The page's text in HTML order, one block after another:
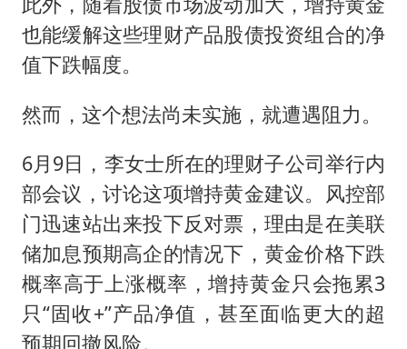
也能缓解这些理财产品股债投资组合的净
值下跌幅度。
然而，这个想法尚未实施，就遭遇阻力。
6月9日，李女士所在的理财子公司举行内
部会议，讨论这项增持黄金建议。风控部
门迅速站出来投下反对票，理由是在美联
储加息预期高企的情况下，黄金价格下跌
概率高于上涨概率，增持黄金只会拖累3
只“固收+”产品净值，甚至面临更大的超
预期回撤风险。